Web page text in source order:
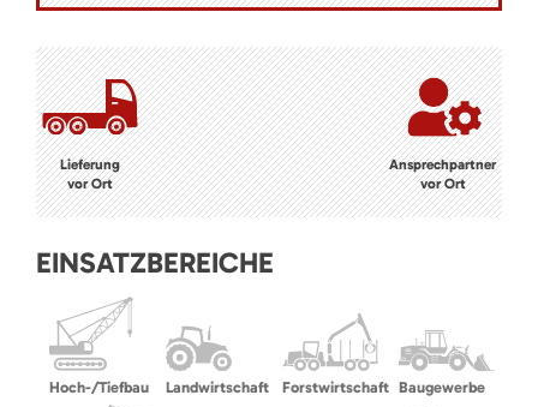
Lieferung
vor Ort
Ansprechpartner
vor Ort
EINSATZBEREICHE
Hoch-/Tiefbau Landwirtschaft Forstwirtschaft Baugewerbe